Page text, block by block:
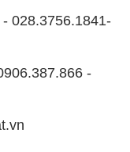
028.3756.1841-
-